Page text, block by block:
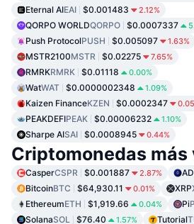
Eternal AIEAI $0.001483 2.12%
QORPO WORLDQORPO $0.0007337
Push ProtocolPUSH $0.005097 1.63%
MSTR2100MSTR $0.02275 7.65%
RMRKRMRK $0.01118 0.00%
WatWAT $0.0000002348 1.09%
Kaizen FinanceKZEN $0.0002347
PEAKDEFIPEAK $0.00006232 1.10%
Sharpe AISAI $0.0008945 0.44%
Criptomonedas
CasperCSPR $0.001887 2.87%
BitcoinBTC $64,930.11 0.01% XRP
EthereumETH $1,919.66 0.04% Pi
SolanaSOL $76.40 1.57% Tutorial